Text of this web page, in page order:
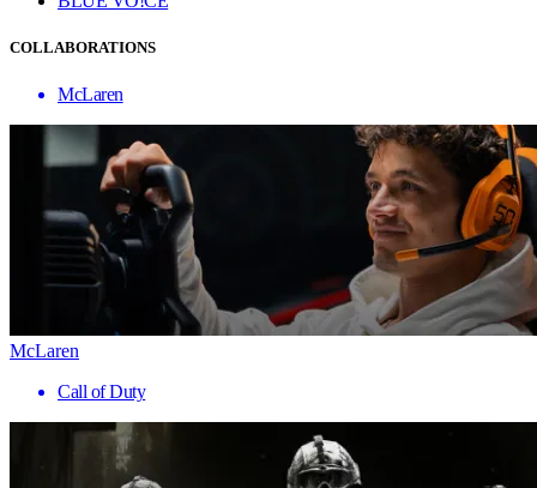
COLLABORATIONS
McLaren
McLaren
Call of Duty